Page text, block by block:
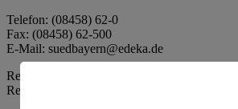
Telefon: (08458) 62-0
Fax: (08458) 62-500
E-Mail: suedbayern@edeka.de
Registergericht: Amtsgericht Ingolstadt
Registernummer: HRA 3325